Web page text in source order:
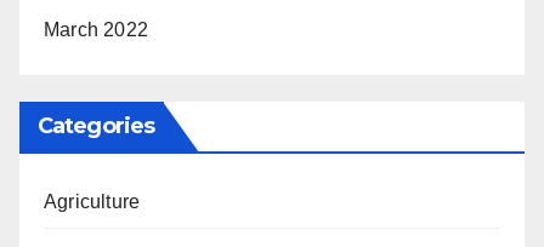
March 2022
Categories
Agriculture